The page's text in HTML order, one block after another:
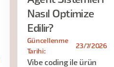
Nasıl Optimize
Edilir?
Güncellenme
Tarihi:
23/7/2026
Vibe coding ile ürün